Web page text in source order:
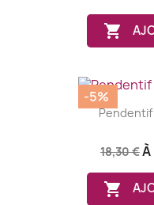

Pendentif
18,30 €

-5%